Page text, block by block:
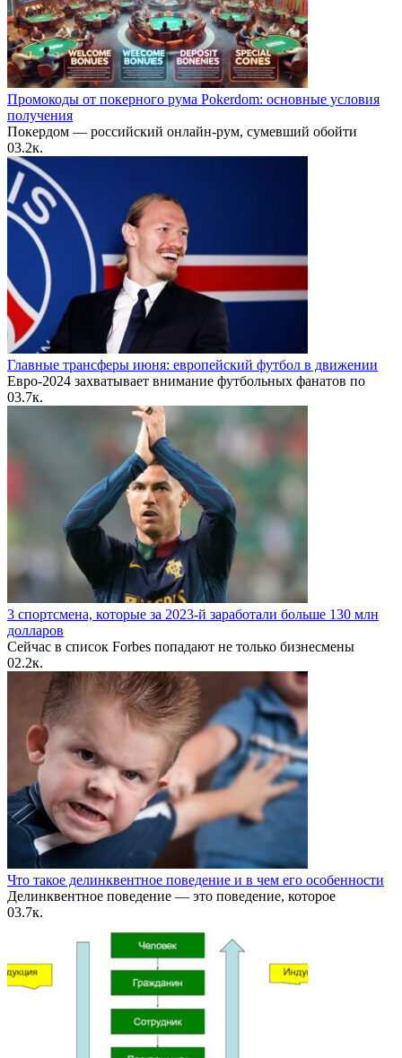
Промокоды от покерного рума Pokerdom: основные условия
получения
Покердом — российский онлайн-рум, сумевший обойти
03.2к.
Главные трансферы июня: европейский футбол в движении
Евро-2024 захватывает внимание футбольных фанатов по
03.7к.
3 спортсмена, которые за 2023-й заработали больше 130 млн
долларов
Сейчас в список Forbes попадают не только бизнесмены
02.2к.
Что такое делинквентное поведение и в чем его особенности
Делинквентное поведение — это поведение, которое
03.7к.